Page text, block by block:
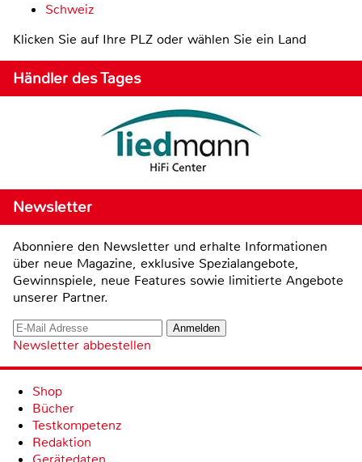
Schweiz
Klicken Sie auf Ihre PLZ oder wählen Sie ein Land
Händler des Tages
Newsletter
Abonniere den Newsletter und erhalte Informationen
über neue Magazine, exklusive Spezialangebote,
Gewinnspiele, neue Features sowie limitierte Angebote
unserer Partner.
Newsletter abbestellen
Shop
Bücher
Testkompetenz
Redaktion